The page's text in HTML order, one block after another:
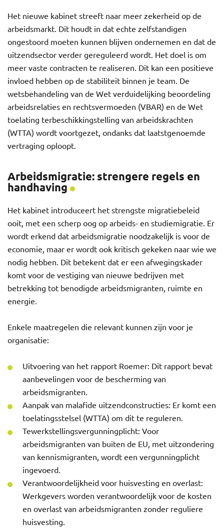
Het nieuwe kabinet streeft naar meer zekerheid op de
arbeidsmarkt. Dit houdt in dat echte zelfstandigen
ongestoord moeten kunnen blijven ondernemen en dat de
uitzendsector verder gereguleerd wordt. Het doel is om
meer vaste contracten te realiseren. Dit kan een positieve
invloed hebben op de stabiliteit binnen je team. De
wetsbehandeling van de Wet verduidelijking beoordeling
arbeidsrelaties en rechtsvermoeden (VBAR) en de Wet
toelating terbeschikkingstelling van arbeidskrachten
(WTTA) wordt voortgezet, ondanks dat laatstgenoemde
vertraging oploopt.
Arbeidsmigratie: strengere regels en
handhaving
Het kabinet introduceert het strengste migratiebeleid
ooit, met een scherp oog op arbeids- en studiemigratie. Er
wordt erkend dat arbeidsmigratie noodzakelijk is voor de
economie, maar er wordt ook kritisch gekeken naar wie we
nodig hebben. Dit betekent dat er een afwegingskader
komt voor de vestiging van nieuwe bedrijven met
betrekking tot benodigde arbeidsmigranten, ruimte en
energie.
Enkele maatregelen die relevant kunnen zijn voor je
organisatie:
Uitvoering van het rapport Roemer: Dit rapport bevat
aanbevelingen voor de bescherming van
arbeidsmigranten.
Aanpak van malafide uitzendconstructies: Er komt een
toelatingsstelsel (WTTA) om dit te reguleren.
Tewerkstellingsvergunningplicht: Voor
arbeidsmigranten van buiten de EU, met uitzondering
van kennismigranten, wordt een vergunningplicht
ingevoerd.
Verantwoordelijkheid voor huisvesting en overlast:
Werkgevers worden verantwoordelijk voor de kosten
en overlast van arbeidsmigranten zonder reguliere
huisvesting.